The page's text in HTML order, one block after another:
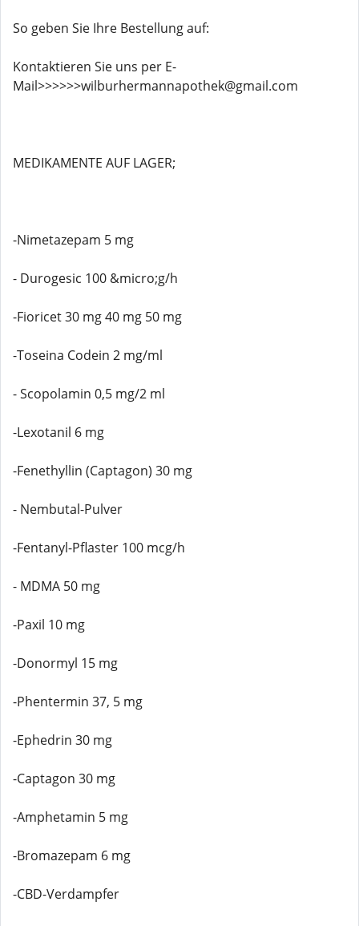
So geben Sie Ihre Bestellung auf:
Kontaktieren Sie uns per E-
Mail>>>>>>wilburhermannapothek@gmail.com
MEDIKAMENTE AUF LAGER;
-Nimetazepam 5 mg
- Durogesic 100 &micro;g/h
-Fioricet 30 mg 40 mg 50 mg
-Toseina Codein 2 mg/ml
- Scopolamin 0,5 mg/2 ml
-Lexotanil 6 mg
-Fenethyllin (Captagon) 30 mg
- Nembutal-Pulver
-Fentanyl-Pflaster 100 mcg/h
- MDMA 50 mg
-Paxil 10 mg
-Donormyl 15 mg
-Phentermin 37, 5 mg
-Ephedrin 30 mg
-Captagon 30 mg
-Amphetamin 5 mg
-Bromazepam 6 mg
-CBD-Verdampfer